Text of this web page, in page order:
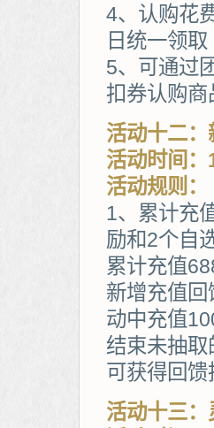
4、认购花
日统一领取
5、可通过
扣券认购
活动十二
活动时间
活动规则：
1、累计充
励和2个自
累计充值
新增充值
动中充值
结束未抽
可获得回馈
活动十三：